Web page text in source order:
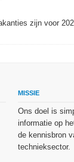
zijn voor
MISSIE
Ons doel is
informatie op
de kennisbron
technieksector.